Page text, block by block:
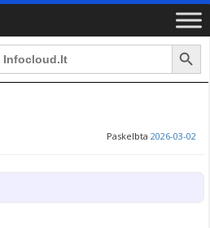
Search Button
Paskelbta 2026-03-02